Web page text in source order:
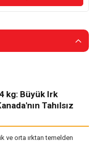
kg: Büyük Irk
Tahılsız
ve orta ırktan temelden